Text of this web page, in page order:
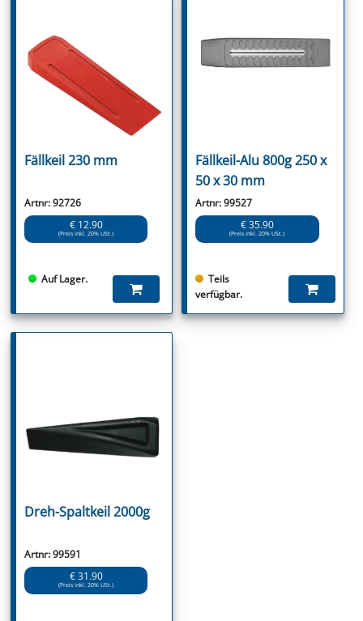
Fällkeil 230 mm
Artnr: 92726
€ 12.90
(Preis inkl. 20% USt.)
Auf Lager.
Fällkeil-Alu 800g 250 x
50 x 30 mm
Artnr: 99527
€ 35.90
(Preis inkl. 20% USt.)
Teils
verfügbar.
Dreh-Spaltkeil 2000g
Artnr: 99591
€ 31.90
(Preis inkl. 20% USt.)